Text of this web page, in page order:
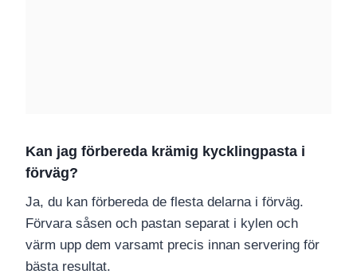
Kan jag förbereda krämig kycklingpasta i
förväg?
Ja, du kan förbereda de flesta delarna i förväg.
Förvara såsen och pastan separat i kylen och
värm upp dem varsamt precis innan servering för
bästa resultat.